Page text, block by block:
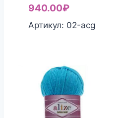
940.00₽
Артикул: 02-acg